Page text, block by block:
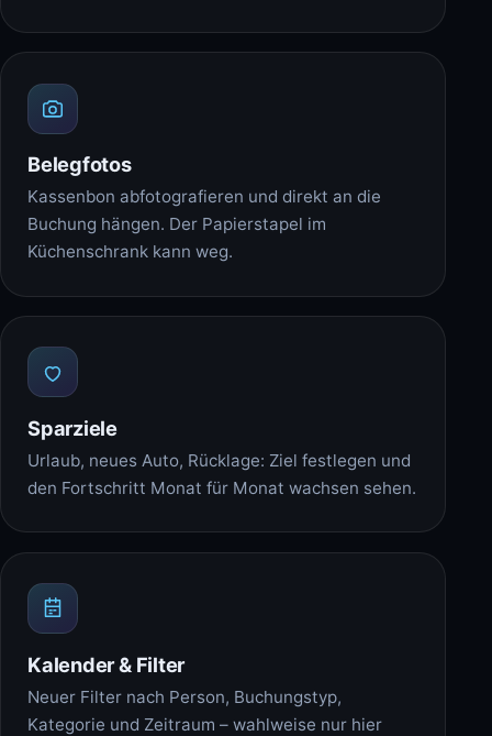
Belegfotos
Kassenbon abfotografieren und direkt an die
Buchung hängen. Der Papierstapel im
Küchenschrank kann weg.
Sparziele
Urlaub, neues Auto, Rücklage: Ziel festlegen und
den Fortschritt Monat für Monat wachsen sehen.
Kalender & Filter
Neuer Filter nach Person, Buchungstyp,
Kategorie und Zeitraum – wahlweise nur hier